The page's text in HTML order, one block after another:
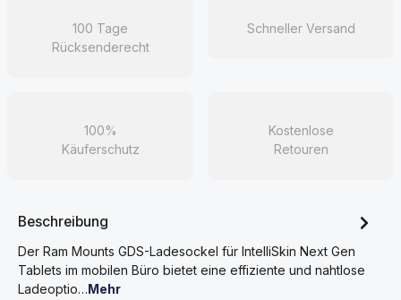
100 Tage
Rücksenderecht
Schneller Versand
100%
Käuferschutz
Kostenlose
Retouren
Beschreibung
Der Ram Mounts GDS-Ladesockel für IntelliSkin Next Gen
Tablets im mobilen Büro bietet eine effiziente und nahtlose
Ladeoptio…Mehr